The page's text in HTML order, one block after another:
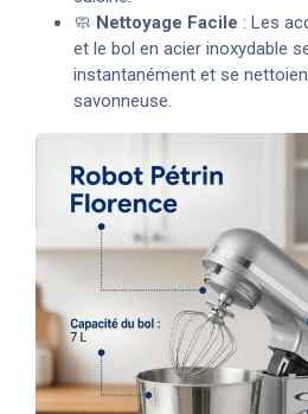
🧼 Nettoyage Facile : Les
et le bol en acier inoxydable
instantanément et se
savonneuse.